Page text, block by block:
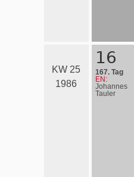
KW 25
1986
16
167. Tag
EN:
Johannes
Tauler